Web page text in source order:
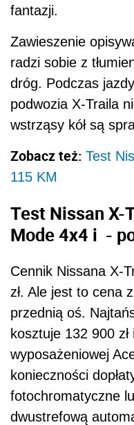
fantazji.
Zawieszenie
radzi sobie z
dróg. Podczas
podwozia X-Traila
wstrząsy kół są
Zobacz też: Test
115 KM
Test Nissan X-
Mode 4x4 i -
Cennik Nissana X-
zł. Ale jest to cena
przednią oś.
kosztuje 132 900
wyposażeniowej
konieczności
fotochromatyczne
dwustrefową